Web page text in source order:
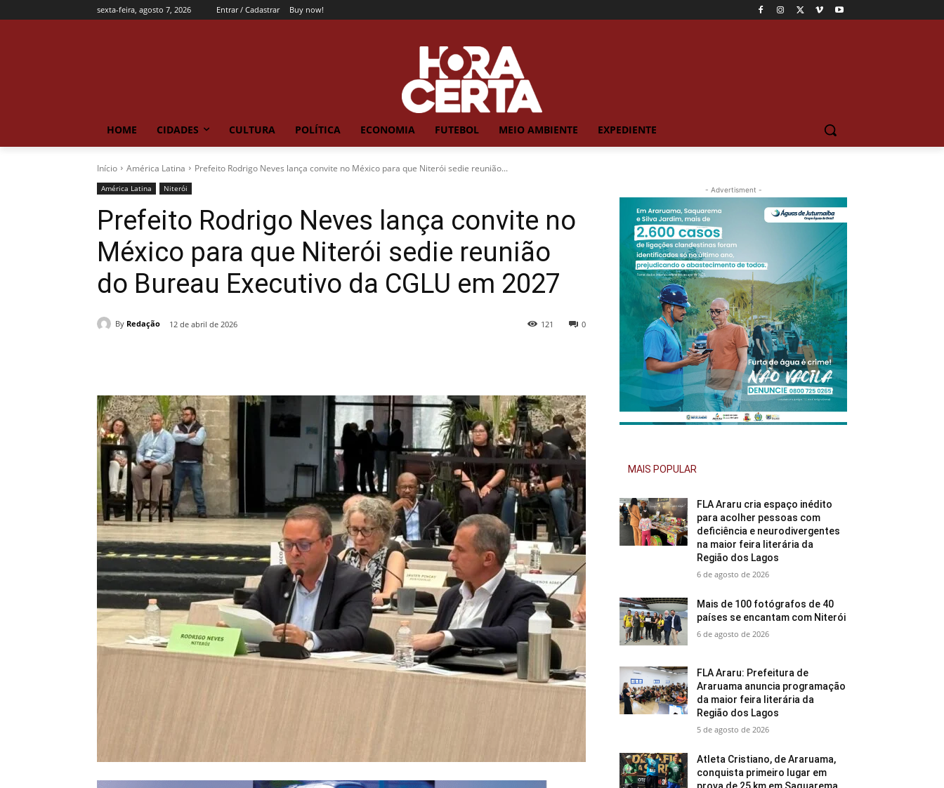
sexta-feira, agosto 7, 2026 Entrar / Cadastrar Buy now!
HOME CIDADES CULTURA POLÍTICA ECONOMIA FUTEBOL MEIO AMBIENTE EXPEDIENTE
Início América Latina Prefeito Rodrigo Neves lança convite no México para que Niterói sedie reunião...
América Latina Niterói
Prefeito Rodrigo Neves lança convite no
México para que Niterói sedie reunião
do Bureau Executivo da CGLU em 2027
By Redação 12 de abril de 2026 0
121
- Advertisment -
MAIS POPULAR
FLA Araru cria espaço inédito
para acolher pessoas com
deficiência e neurodivergentes
na maior feira literária da
Região dos Lagos
6 de agosto de 2026
Mais de 100 fotógrafos de 40
países se encantam com Niterói
6 de agosto de 2026
FLA Araru: Prefeitura de
Araruama anuncia programação
da maior feira literária da
Região dos Lagos
5 de agosto de 2026
Atleta Cristiano, de Araruama,
conquista primeiro lugar em
prova de 25 km em Saquarema